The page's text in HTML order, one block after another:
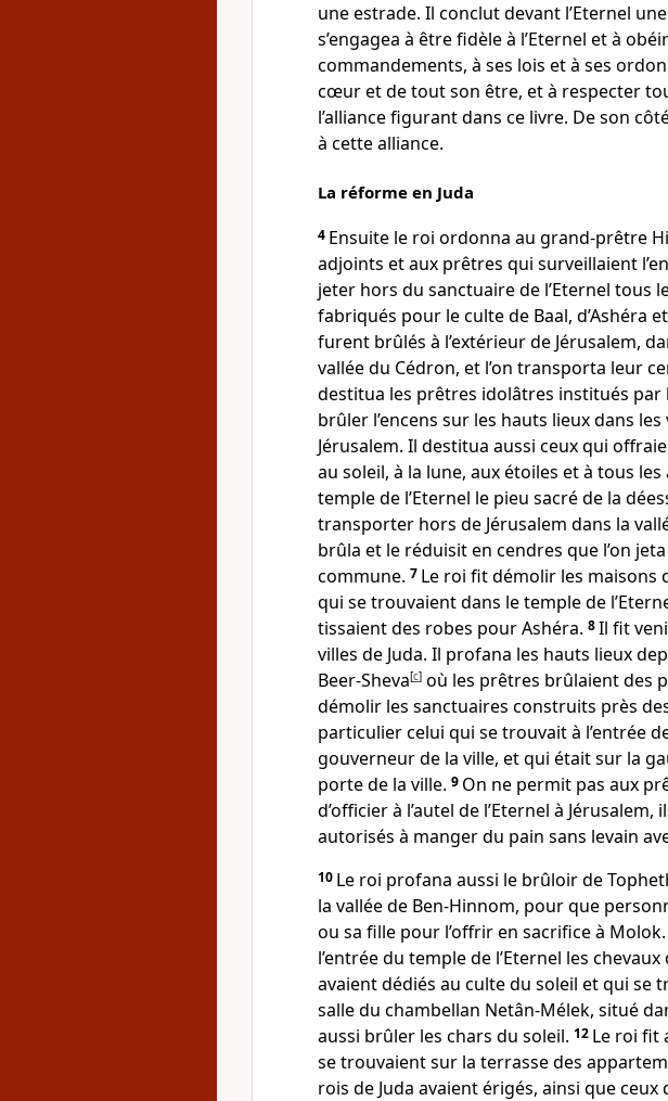
une estrade. Il conclut devant l’Eternel
s’engagea à être fidèle à l’Eternel et à
commandements, à ses lois et à ses
cœur et de tout son être, et à respecter
l’alliance figurant dans ce livre. De son
à cette alliance.
La réforme en Juda
4 Ensuite le roi ordonna au grand-prêtre
adjoints et aux prêtres qui surveillaient
jeter hors du sanctuaire de l’Eternel tous
fabriqués pour le culte de Baal, d’Ashéra
furent brûlés à l’extérieur de Jérusalem,
vallée du Cédron, et l’on transporta leur
destitua les prêtres idolâtres institués par
brûler l’encens sur les hauts lieux dans
Jérusalem. Il destitua aussi ceux qui
au soleil, à la lune, aux étoiles et à tous les
temple de l’Eternel le pieu sacré de la
transporter hors de Jérusalem dans la
brûla et le réduisit en cendres que l’on
commune. 7 Le roi fit démolir les maisons
qui se trouvaient dans le temple de
tissaient des robes pour Ashéra. 8Il fit
villes de Juda. Il profana les hauts lieux
Beer-Sheva[c] où les prêtres brûlaient des
démolir les sanctuaires construits près
particulier celui qui se trouvait à l’entrée
gouverneur de la ville, et qui était sur la
porte de la ville. 9 On ne permit pas aux
d’officier à l’autel de l’Eternel à
autorisés à manger du pain sans levain
10 Le roi profana aussi le brûloir de
la vallée de Ben-Hinnom, pour que
ou sa fille pour l’offrir en sacrifice à Molok.
l’entrée du temple de l’Eternel les
avaient dédiés au culte du soleil et qui se
salle du chambellan Netân-Mélek, situé
aussi brûler les chars du soleil. 12 Le roi fit
se trouvaient sur la terrasse des
rois de Juda avaient érigés, ainsi que ceux